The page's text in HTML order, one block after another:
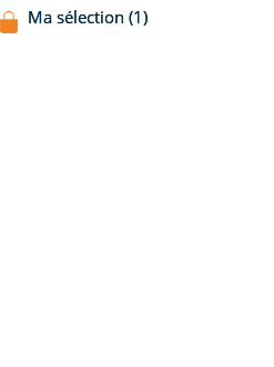
Ma sélection (1)